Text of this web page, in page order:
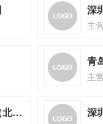
主
青
主
威尔吉马国际洋酒贸易（北京）有限公司 深